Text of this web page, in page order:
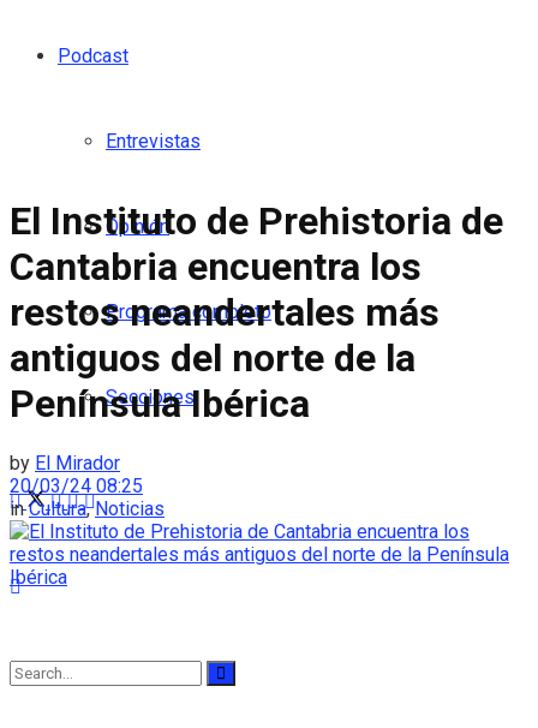
Podcast
Entrevistas
Opinión
Programa completo
Secciones
El Instituto de Prehistoria de
Cantabria encuentra los
restos neandertales más
antiguos del norte de la
Península Ibérica
by El Mirador
20/03/24 08:25
in Cultura, Noticias